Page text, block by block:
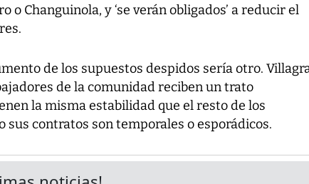
o Changuinola, y ‘se verán obligados’ a reducir el
de los supuestos despidos sería otro.
de la comunidad reciben un trato
la misma estabilidad que el resto de los
sus contratos son temporales o esporádicos.